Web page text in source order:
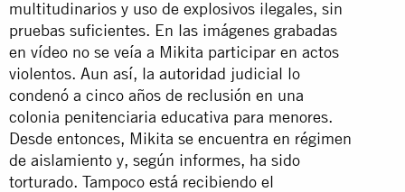
multitudinarios y uso de explosivos ilegales, sin
pruebas suficientes. En las imágenes grabadas
en vídeo no se veía a Mikita participar en actos
violentos. Aun así, la autoridad judicial lo
condenó a cinco años de reclusión en una
colonia penitenciaria educativa para menores.
Desde entonces, Mikita se encuentra en régimen
de aislamiento y, según informes, ha sido
torturado. Tampoco está recibiendo el